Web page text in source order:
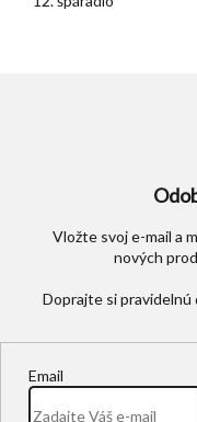
Vložte svoj e-mail a
nových
Email